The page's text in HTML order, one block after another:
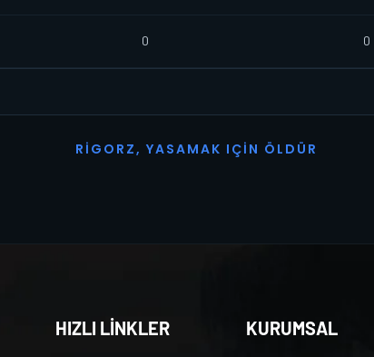
0 0
R I G O R Z, YASAMAK I ÇI N Ö L D Ü R
HIZLI LİNKLER KURUMSAL